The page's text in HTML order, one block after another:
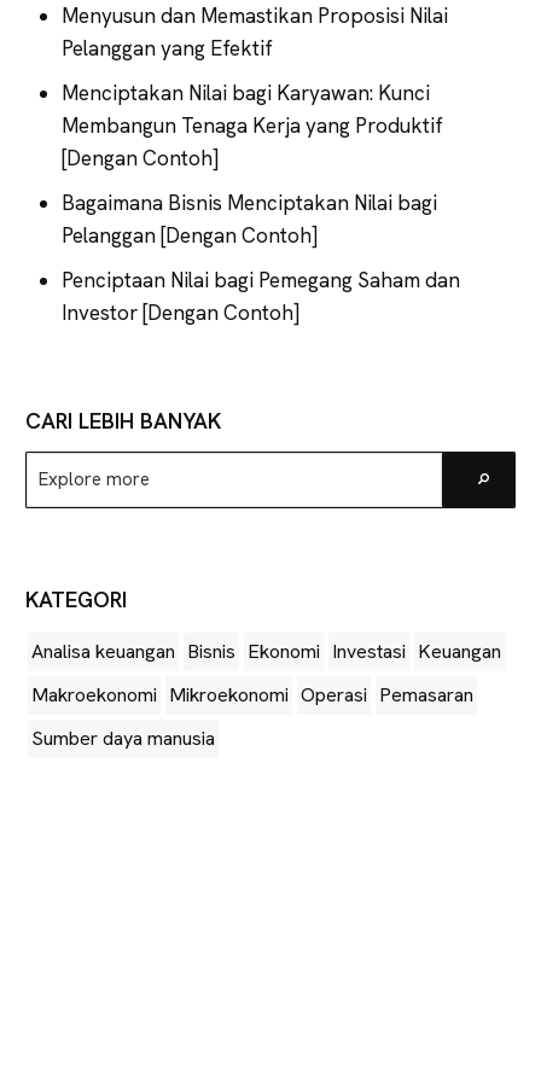
Menyusun dan Memastikan Proposisi Nilai
Pelanggan yang Efektif
Menciptakan Nilai bagi Karyawan: Kunci
Membangun Tenaga Kerja yang Produktif
[Dengan Contoh]
Bagaimana Bisnis Menciptakan Nilai bagi
Pelanggan [Dengan Contoh]
Penciptaan Nilai bagi Pemegang Saham dan
Investor [Dengan Contoh]
CARI LEBIH BANYAK
Explore
more
KATEGORI
Analisa keuangan Bisnis Ekonomi Investasi Keuangan
Makroekonomi Mikroekonomi Operasi Pemasaran
Sumber daya manusia